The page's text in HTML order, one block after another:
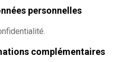
personnelles
complémentaires